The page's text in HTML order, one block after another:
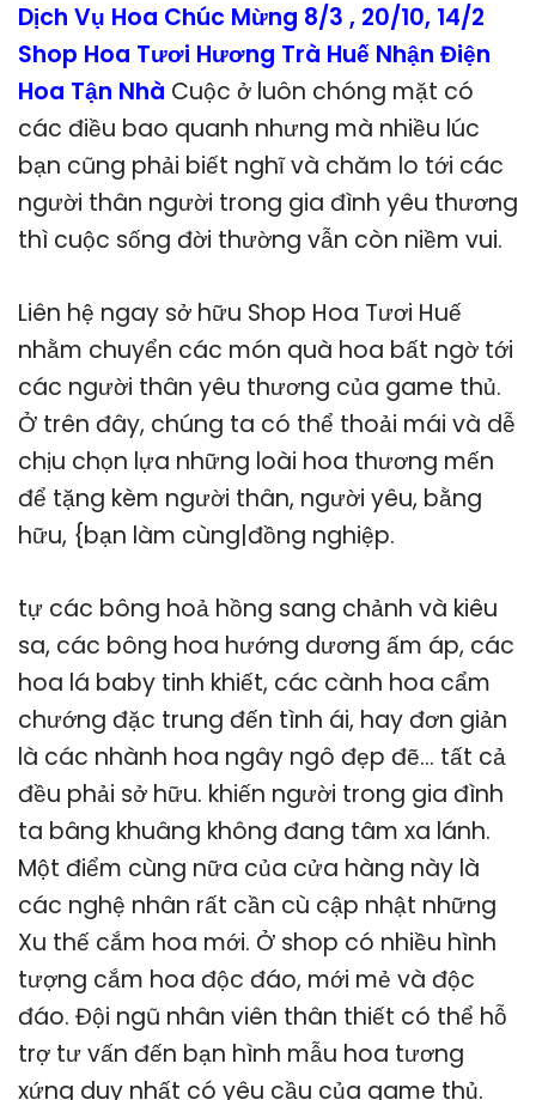
Dịch Vụ Hoa Chúc Mừng 8/3 , 20/10, 14/2
Shop Hoa Tươi Hương Trà Huế Nhận Điện
Hoa Tận Nhà Cuộc ở luôn chóng mặt có
các điều bao quanh nhưng mà nhiều lúc
bạn cũng phải biết nghĩ và chăm lo tới các
người thân người trong gia đình yêu thương
thì cuộc sống đời thường vẫn còn niềm vui.
Liên hệ ngay sở hữu Shop Hoa Tươi Huế
nhằm chuyển các món quà hoa bất ngờ tới
các người thân yêu thương của game thủ.
Ở trên đây, chúng ta có thể thoải mái và dễ
chịu chọn lựa những loài hoa thương mến
để tặng kèm người thân, người yêu, bằng
hữu, {bạn làm cùng|đồng nghiệp.
tự các bông hoả hồng sang chảnh và kiêu
sa, các bông hoa hướng dương ấm áp, các
hoa lá baby tinh khiết, các cành hoa cẩm
chướng đặc trung đến tình ái, hay đơn giản
là các nhành hoa ngây ngô đẹp đẽ… tất cả
đều phải sở hữu. khiến người trong gia đình
ta bâng khuâng không đang tâm xa lánh.
Một điểm cùng nữa của cửa hàng này là
các nghệ nhân rất cần cù cập nhật những
Xu thế cắm hoa mới. Ở shop có nhiều hình
tượng cắm hoa độc đáo, mới mẻ và độc
đáo. Đội ngũ nhân viên thân thiết có thể hỗ
trợ tư vấn đến bạn hình mẫu hoa tương
xứng duy nhất có yêu cầu của game thủ.